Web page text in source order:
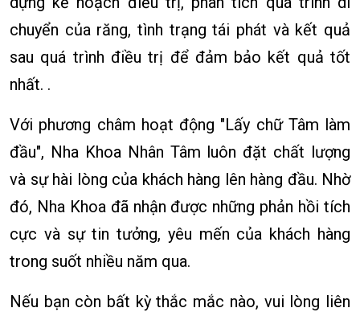
chuyển của răng, tình trạng tái phát và kết quả
sau quá trình điều trị để đảm bảo kết quả tốt
nhất. .
Với phương châm hoạt động "Lấy chữ Tâm làm
đầu", Nha Khoa Nhân Tâm luôn đặt chất lượng
và sự hài lòng của khách hàng lên hàng đầu. Nhờ
đó, Nha Khoa đã nhận được những phản hồi tích
cực và sự tin tưởng, yêu mến của khách hàng
trong suốt nhiều năm qua.
Nếu bạn còn bất kỳ thắc mắc nào, vui lòng liên